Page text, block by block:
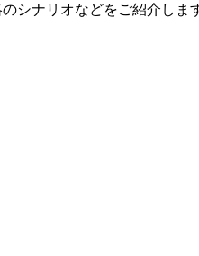
シナリオなどをご紹介しま